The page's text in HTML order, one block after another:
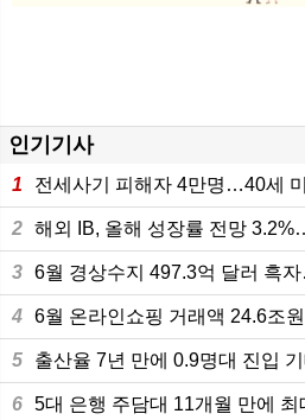
인기기사
1 전세사기 피해자 4만명…40세
2 해외 IB, 올해 성장률 전망
3 6월 경상수지 497.3억 달러 흑
4 6월 온라인쇼핑 거래액 24.6조
5 출산율 7년 만에 0.9명대 진입
6 5대 은행 주담대 11개월 만에 최대